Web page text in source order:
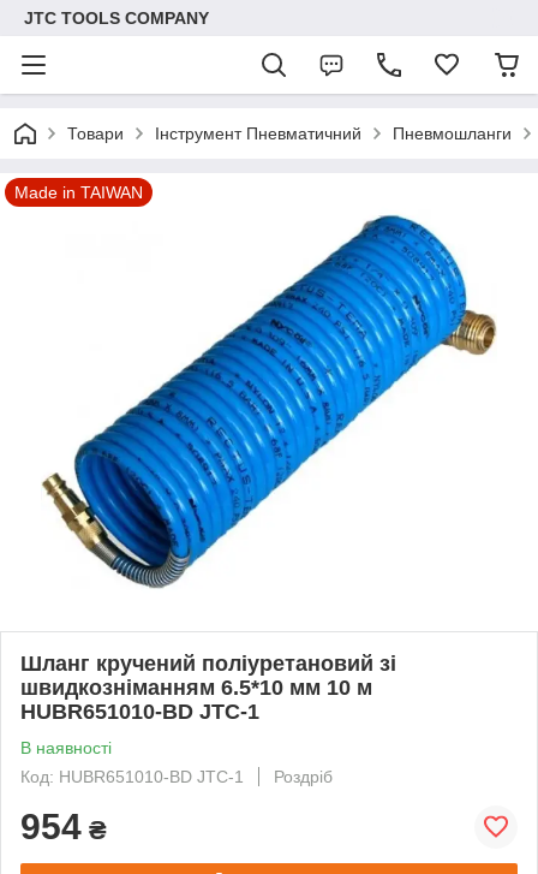
JTC TOOLS COMPANY
Товари Інструмент Пневматичний Пневмошланги
Made in TAIWAN
Шланг кручений поліуретановий зі
швидкозніманням 6.5*10 мм 10 м
HUBR651010-BD JTC-1
В наявності
Код: HUBR651010-BD JTC-1
Роздріб
954 ₴